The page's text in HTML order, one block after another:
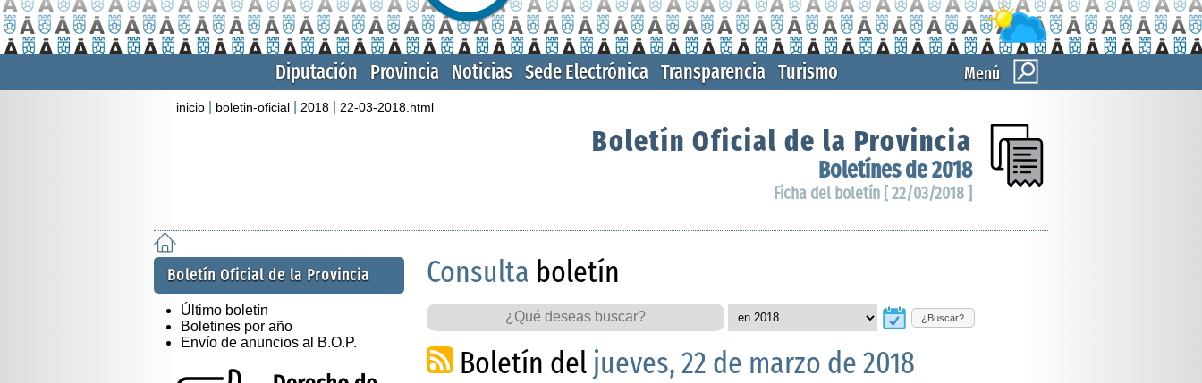
Menú
Diputación Provincia Noticias Sede Electrónica Transparencia Turismo
inicio boletin-oficial 2018 22-03-2018.html
Boletín Oficial de la Provincia
Boletínes de 2018
Ficha del boletín [ 22/03/2018 ]
Boletín Oficial de la Provincia
Último boletín
Boletines por año
Envío de anuncios al B.O.P.
Consulta boletín
¿Buscar?
Boletín del jueves, 22 de marzo de 2018